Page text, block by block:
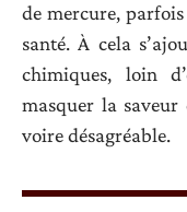
de mercure,
santé. À cela
chimiques, loin
masquer la
voire désagréable.